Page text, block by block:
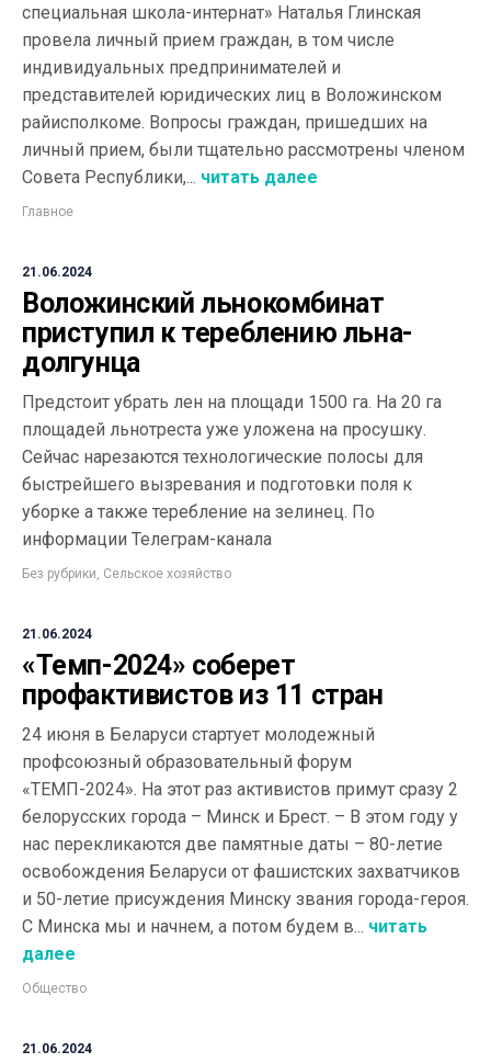
специальная школа-интернат» Наталья Глинская
провела личный прием граждан, в том числе
индивидуальных предпринимателей и
представителей юридических лиц в Воложинском
райисполкоме. Вопросы граждан, пришедших на
личный прием, были тщательно рассмотрены членом
Совета Республики,... читать далее
Главное
21.06.2024
Воложинский льнокомбинат
приступил к тереблению льна-
долгунца
Предстоит убрать лен на площади 1500 га. На 20 га
площадей льнотреста уже уложена на просушку.
Сейчас нарезаются технологические полосы для
быстрейшего вызревания и подготовки поля к
уборке а также теребление на зелинец. По
информации Телеграм-канала
Без рубрики, Сельское хозяйство
21.06.2024
«Темп-2024» соберет
профактивистов из 11 стран
24 июня в Беларуси стартует молодежный
профсоюзный образовательный форум
«ТЕМП-2024». На этот раз активистов примут сразу 2
белорусских города – Минск и Брест. – В этом году у
нас перекликаются две памятные даты – 80-летие
освобождения Беларуси от фашистских захватчиков
и 50-летие присуждения Минску звания города-героя.
С Минска мы и начнем, а потом будем в... читать
далее
Общество
21.06.2024